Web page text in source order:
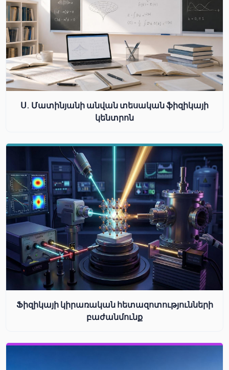
Ս. Մատինյանի անվան տեսական ֆիզիկայի
կենտրոն
Ֆիզիկայի կիրառական հետազոտությունների
բաժանմունք